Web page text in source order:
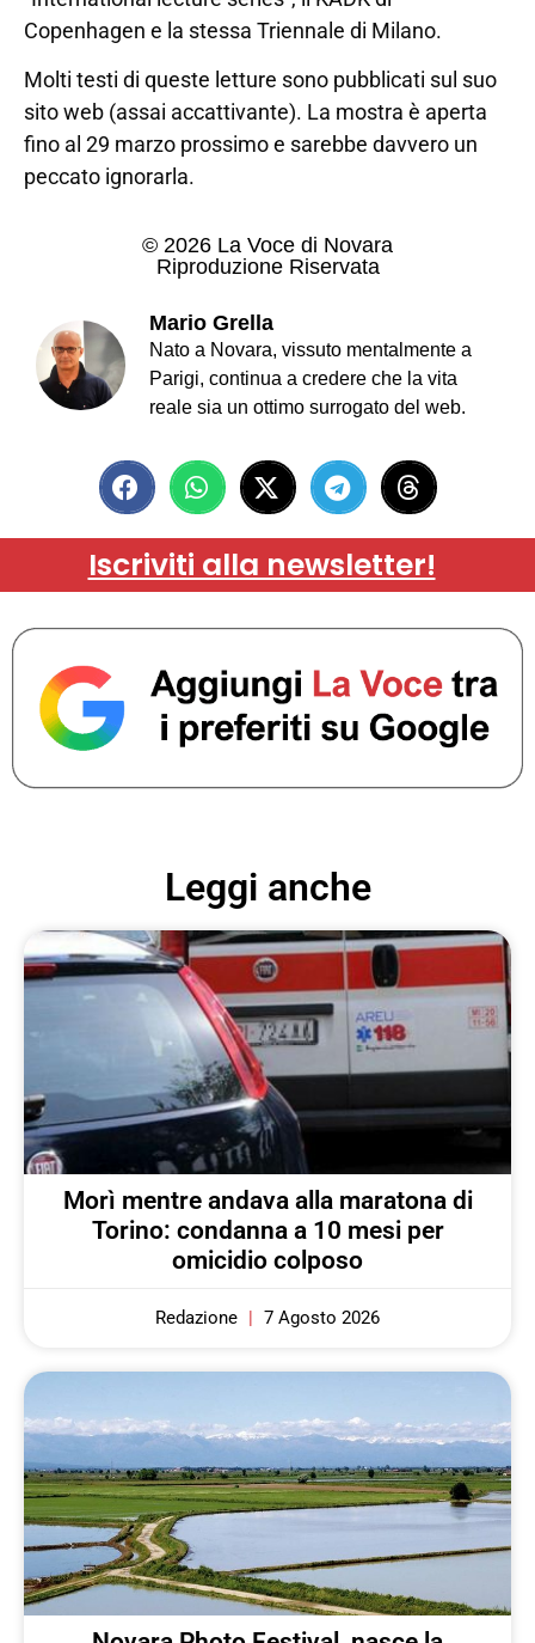
Copenhagen e la stessa Triennale di Milano.
Molti testi di queste letture sono pubblicati sul suo
sito web (assai accattivante). La mostra è aperta
fino al 29 marzo prossimo e sarebbe davvero un
peccato ignorarla.
© 2026 La Voce di Novara
Riproduzione Riservata
Mario Grella
Nato a Novara, vissuto mentalmente a
Parigi, continua a credere che la vita
reale sia un ottimo surrogato del web.
Iscriviti alla newsletter!
Leggi anche
Morì mentre andava alla maratona di
Torino: condanna a 10 mesi per
omicidio colposo
Redazione 7 Agosto 2026